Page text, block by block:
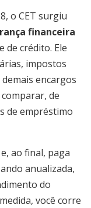
o CET surgiu
financeira
de crédito. Ele
impostos
encargos
de
de empréstimo
ao final, paga
anualizada,
do
você corre